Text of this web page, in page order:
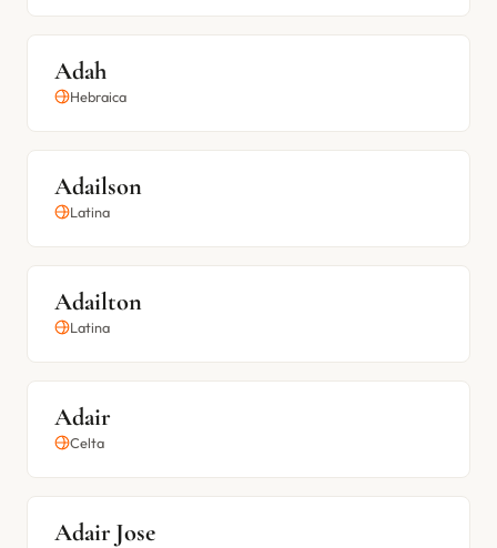
Adah
Hebraica
Adailson
Latina
Adailton
Latina
Adair
Celta
Adair Jose